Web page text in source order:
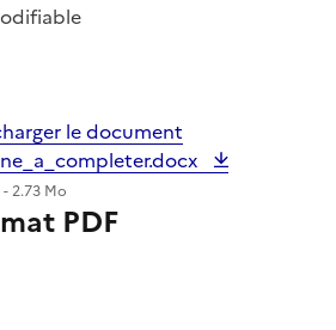
le document
2.73 Mo
PDF